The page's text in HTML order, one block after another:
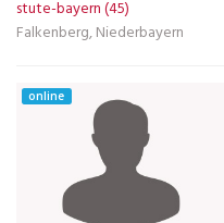
stute-bayern (45)
Falkenberg, Niederbayern
online